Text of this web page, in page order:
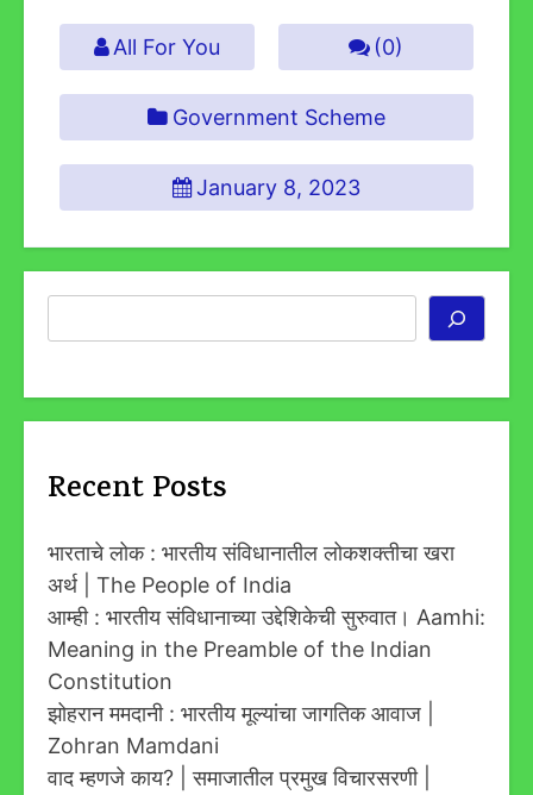
All For You (0)
Government Scheme
January 8, 2023
Recent Posts
भारताचे लोक : भारतीय संविधानातील लोकशक्तीचा खरा
अर्थ | The People of India
आम्ही : भारतीय संविधानाच्या उद्देशिकेची सुरुवात। Aamhi:
Meaning in the Preamble of the Indian
Constitution
झोहरान ममदानी : भारतीय मूल्यांचा जागतिक आवाज |
Zohran Mamdani
वाद म्हणजे काय? | समाजातील प्रमुख विचारसरणी |